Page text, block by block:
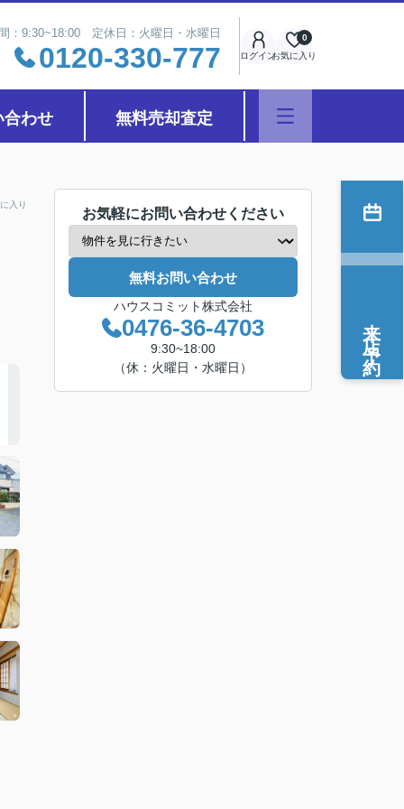
：9:30~18:00 定休日：火曜日・水曜日
0120-330-777 ログインお気に入り
0
合わせ 無料売却査定
入り
お気軽にお問い合わせください
無料お問い合わせ
ハウスコミット株式会社
0476-36-4703
9:30~18:00
（休：火曜日・水曜日）
来店予約